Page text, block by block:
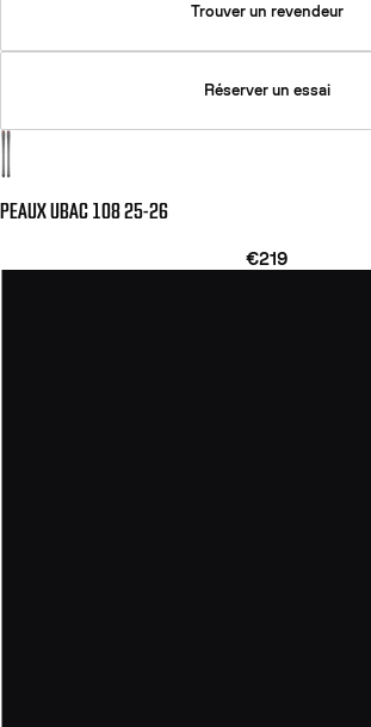
Trouver un revendeur
Réserver un essai
PEAUX UBAC 108 25-26
€219